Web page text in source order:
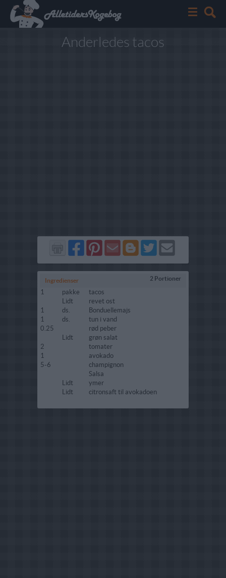
Anderledes tacos
Del
på
Facebook
Del
på
Pinterest
Send
via
GMail
Del
på
Blogger
Del
på
Twitter
Send
Ingredienser 2 Portioner
1 pakke
tacos
Lidt
revet ost
1
ds.
Bonduellemajs
1
ds.
tun i vand
0.25
rød peber
Lidt
grøn salat
2
tomater
1
avokado
5-6
champignon
Salsa
Lidt
ymer
Lidt
citronsaft til avokadoen